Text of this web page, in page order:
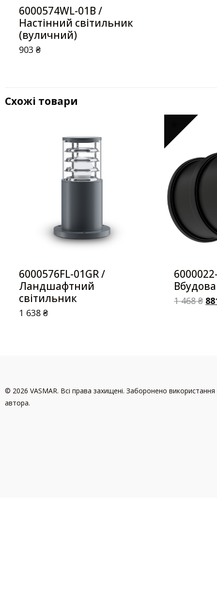
6000574WL-01B /
Настінний світильник
(вуличний)
903₴
Схожі товари
6000576FL-01GR /
Ландшафтний
світильник
1 638₴
1 468₴
© 2026 VASMAR. Всі права захищені. Заборонено використання
автора.